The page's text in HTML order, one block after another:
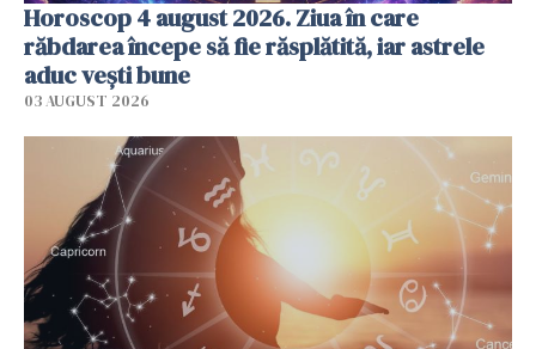
Horoscop 4 august 2026. Ziua în care
răbdarea începe să fie răsplătită, iar astrele
aduc vești bune
03 AUGUST 2026